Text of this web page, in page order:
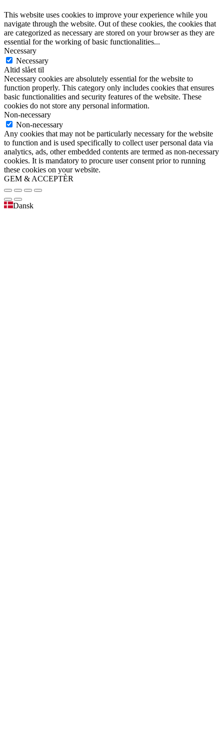
This website uses cookies to improve your experience while you
navigate through the website. Out of these cookies, the cookies that
are categorized as necessary are stored on your browser as they are
essential for the working of basic functionalities...
Necessary
Necessary
Altid slået til
Necessary cookies are absolutely essential for the website to
function properly. This category only includes cookies that ensures
basic functionalities and security features of the website. These
cookies do not store any personal information.
Non-necessary
Non-necessary
Any cookies that may not be particularly necessary for the website
to function and is used specifically to collect user personal data via
analytics, ads, other embedded contents are termed as non-necessary
cookies. It is mandatory to procure user consent prior to running
these cookies on your website.
GEM & ACCEPTÈR
Dansk